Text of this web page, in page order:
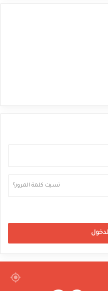
نسيت كلمة المرور؟